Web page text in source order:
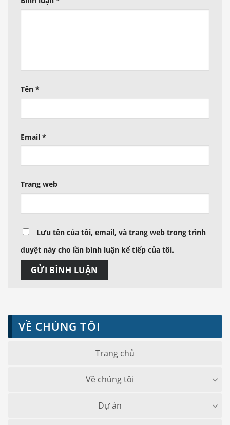
Tên *
Email *
Trang web
Lưu tên của tôi, email, và trang web trong trình
duyệt này cho lần bình luận kế tiếp của tôi.
VỀ CHÚNG TÔI
Trang chủ
Về chúng tôi
Dự án